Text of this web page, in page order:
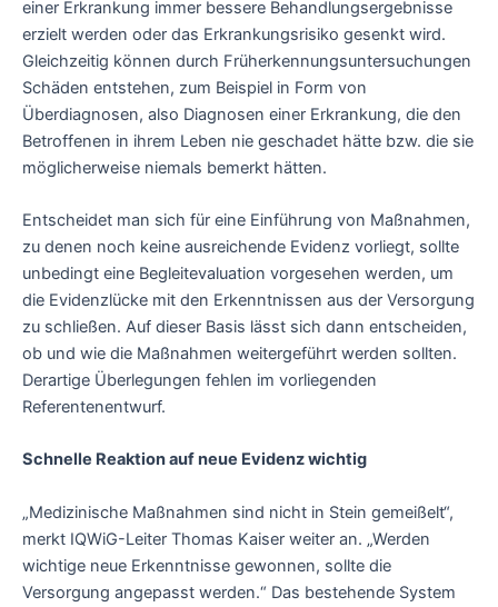
einer Erkrankung immer bessere Behandlungsergebnisse
erzielt werden oder das Erkrankungsrisiko gesenkt wird.
Gleichzeitig können durch Früherkennungsuntersuchungen
Schäden entstehen, zum Beispiel in Form von
Überdiagnosen, also Diagnosen einer Erkrankung, die den
Betroffenen in ihrem Leben nie geschadet hätte bzw. die sie
möglicherweise niemals bemerkt hätten.
Entscheidet man sich für eine Einführung von Maßnahmen,
zu denen noch keine ausreichende Evidenz vorliegt, sollte
unbedingt eine Begleitevaluation vorgesehen werden, um
die Evidenzlücke mit den Erkenntnissen aus der Versorgung
zu schließen. Auf dieser Basis lässt sich dann entscheiden,
ob und wie die Maßnahmen weitergeführt werden sollten.
Derartige Überlegungen fehlen im vorliegenden
Referentenentwurf.
Schnelle Reaktion auf neue Evidenz wichtig
„Medizinische Maßnahmen sind nicht in Stein gemeißelt“,
merkt IQWiG-Leiter Thomas Kaiser weiter an. „Werden
wichtige neue Erkenntnisse gewonnen, sollte die
Versorgung angepasst werden.“ Das bestehende System